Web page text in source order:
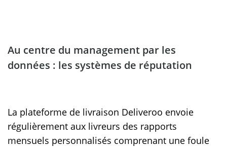
Au centre du management par les
données : les systèmes de réputation
La plateforme de livraison Deliveroo envoie
régulièrement aux livreurs des rapports
mensuels personnalisés comprenant une foule